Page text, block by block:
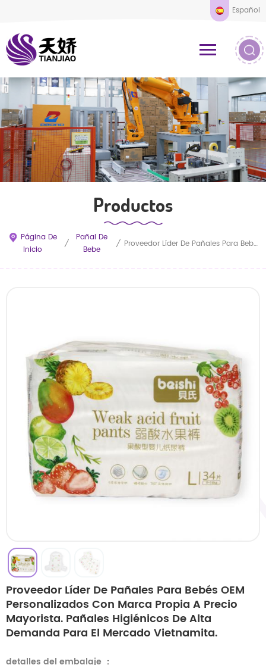
Español
Productos
Página De
Inicio
/
Pañal De
Bebe
/ Proveedor Líder De Pañales Para Bebés OEM Personalizados Con Marca Propia A Precio Mayorista. Pañales Higiénicos De Alta Demanda Para El Mercado Vietnamita.
Proveedor Líder De Pañales Para Bebés OEM
Personalizados Con Marca Propia A Precio
Mayorista. Pañales Higiénicos De Alta
Demanda Para El Mercado Vietnamita.
detalles del embalaje ：